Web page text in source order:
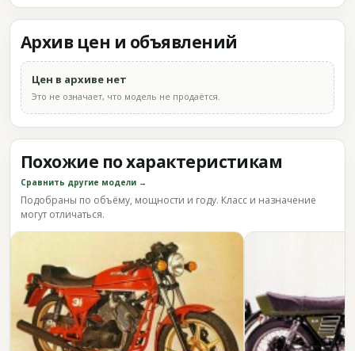
Архив цен и объявлений
Цен в архиве нет
Это не означает, что модель не продаётся.
Похожие по характеристикам
Сравнить другие модели →
Подобраны по объёму, мощности и году. Класс и назначение
могут отличаться.